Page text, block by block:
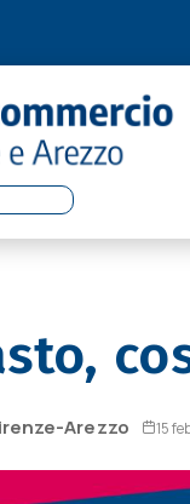
Arezzo 15